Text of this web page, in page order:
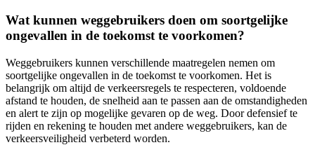
Wat kunnen weggebruikers doen om soortgelijke
ongevallen in de toekomst te voorkomen?
Weggebruikers kunnen verschillende maatregelen nemen om
soortgelijke ongevallen in de toekomst te voorkomen. Het is
belangrijk om altijd de verkeersregels te respecteren, voldoende
afstand te houden, de snelheid aan te passen aan de omstandigheden
en alert te zijn op mogelijke gevaren op de weg. Door defensief te
rijden en rekening te houden met andere weggebruikers, kan de
verkeersveiligheid verbeterd worden.